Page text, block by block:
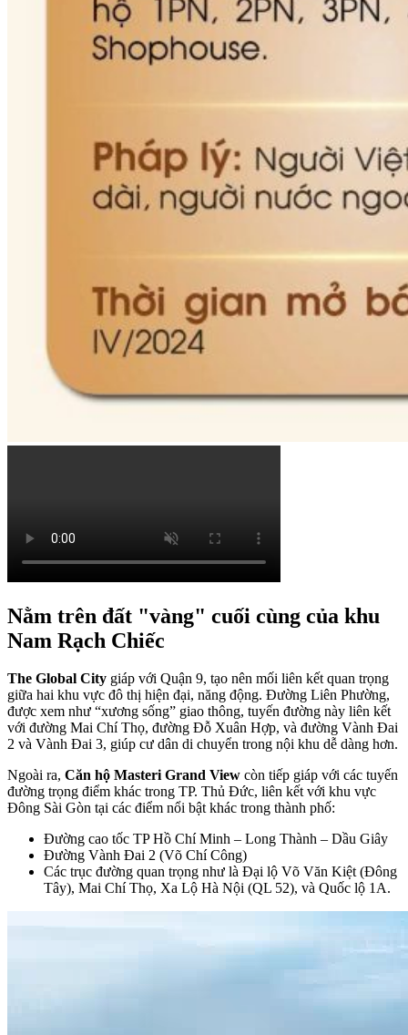
Nằm trên đất "vàng" cuối cùng của khu
Nam Rạch Chiếc
The Global City giáp với Quận 9, tạo nên mối liên kết quan trọng
giữa hai khu vực đô thị hiện đại, năng động. Đường Liên Phường,
được xem như “xương sống” giao thông, tuyến đường này liên kết
với đường Mai Chí Thọ, đường Đỗ Xuân Hợp, và đường Vành Đai
2 và Vành Đai 3, giúp cư dân di chuyển trong nội khu dễ dàng hơn.
Ngoài ra, Căn hộ Masteri Grand View còn tiếp giáp với các tuyến
đường trọng điểm khác trong TP. Thủ Đức, liên kết với khu vực
Đông Sài Gòn tại các điểm nổi bật khác trong thành phố:
Đường cao tốc TP Hồ Chí Minh – Long Thành – Dầu Giây
Đường Vành Đai 2 (Võ Chí Công)
Các trục đường quan trọng như là Đại lộ Võ Văn Kiệt (Đông
Tây), Mai Chí Thọ, Xa Lộ Hà Nội (QL 52), và Quốc lộ 1A.